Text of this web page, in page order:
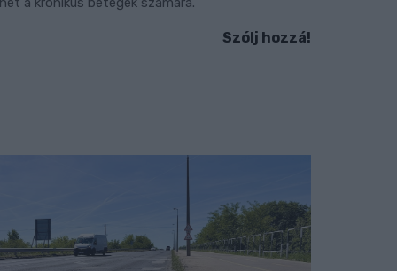
Szólj hozzá!